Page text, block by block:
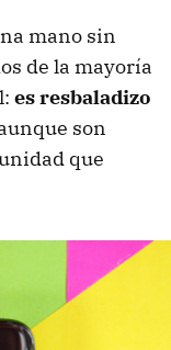
mano sin
de la mayoría
es resbaladizo
son
que